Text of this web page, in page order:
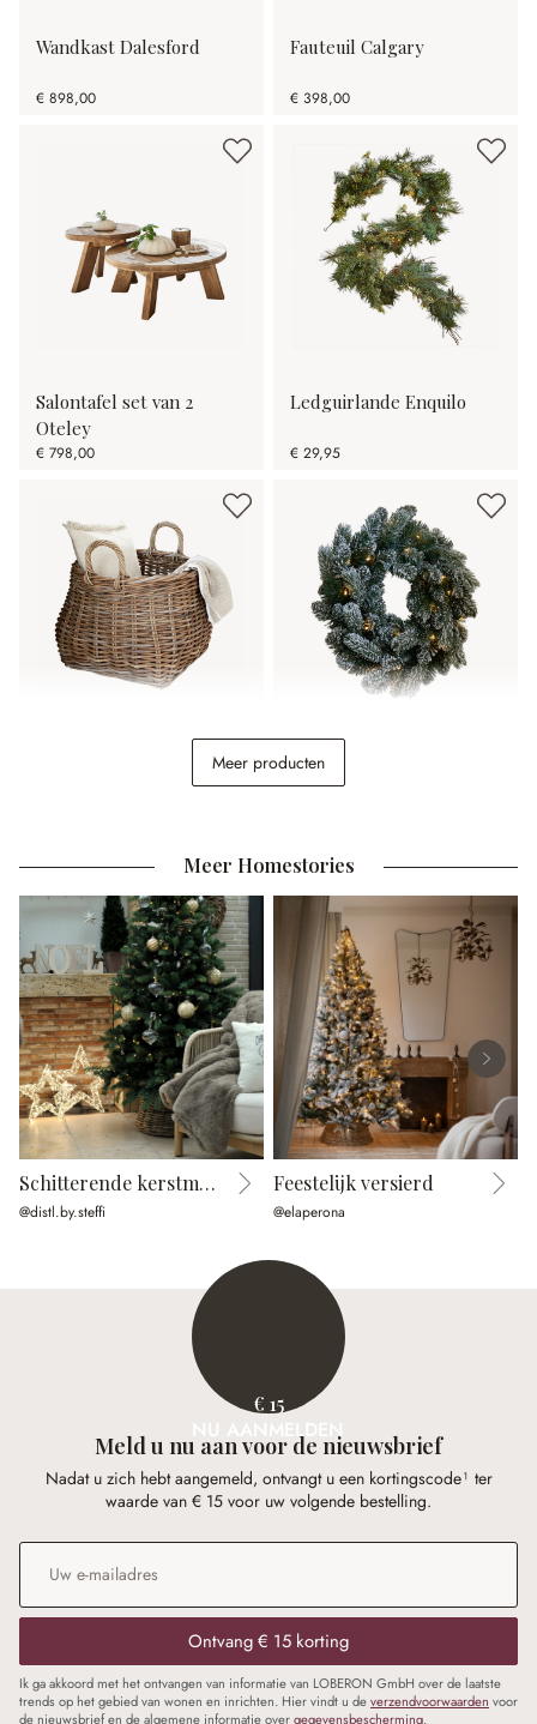
Wandkast Dalesford
€ 898,00
Fauteuil Calgary
€ 398,00
Salontafel set van 2
Oteley
€ 798,00
Ledguirlande Enquilo
€ 29,95
Ledkrans Regin
Meer producten
Meer Homestories
Schitterende kerstmomenten
@distl.by.steffi
Feestelijk versierd
@elaperona
€ 15
NU AANMELDEN
Meld u nu aan voor de nieuwsbrief
Nadat u zich hebt aangemeld, ontvangt u een kortingscode¹ ter
waarde van € 15 voor uw volgende bestelling.
E-mailadres
Ontvang € 15 korting
Ik ga akkoord met het ontvangen van informatie van LOBERON GmbH over de laatste
trends op het gebied van wonen en inrichten. Hier vindt u deverzendvoorwaarden voor
de nieuwsbrief en de algemene informatie overgegevensbescherming.